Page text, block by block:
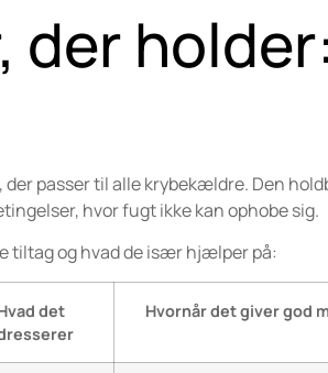
der
passer til alle krybekældre. Den
hvor fugt ikke kan ophobe sig.
tiltag og hvad de især hjælper på:
det
Hvornår det giver god